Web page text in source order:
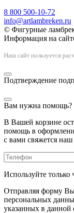
8 800 500-10-72
info@artlambreken.ru
© Фигурные
Информация на
Наш сайт пользуется
Подтверждение
Вам нужна помощь?
В Вашей корзине
помощь в
с вами свяжется
Используйте
Отправляя форму Вы
персональных
указанных в данной